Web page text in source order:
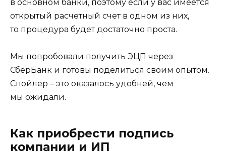
в основном банки, поэтому если у вас имеется
открытый расчетный счет в одном из них,
то процедура будет достаточно проста.
Мы попробовали получить ЭЦП через
СберБанк и готовы поделиться своим опытом.
Спойлер – это оказалось удобней, чем
мы ожидали.
Как приобрести подпись
компании и ИП